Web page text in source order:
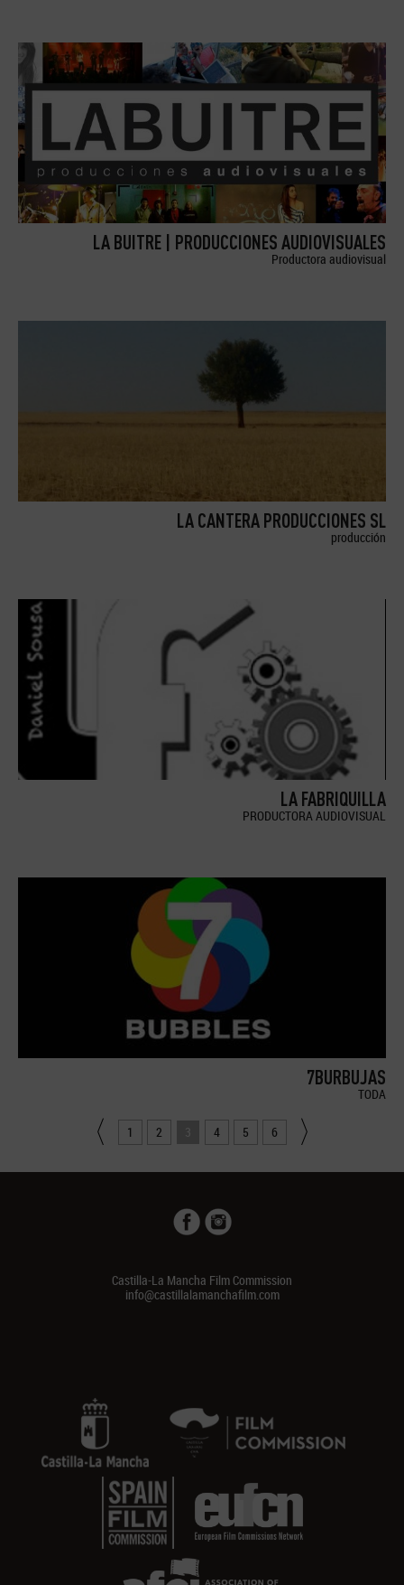
LA BUITRE | PRODUCCIONES AUDIOVISUALES
Productora audiovisual
LA CANTERA PRODUCCIONES SL
producción
LA FABRIQUILLA
PRODUCTORA AUDIOVISUAL
7BURBUJAS
TODA
1 2 3 4 5 6
Castilla-La Mancha Film Commission
info@castillalamanchafilm.com